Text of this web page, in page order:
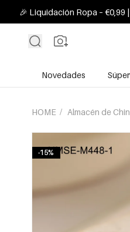
🎉 Liquidación Ropa – €0,99 |
Novedades
HOME / Almacén de
-15%